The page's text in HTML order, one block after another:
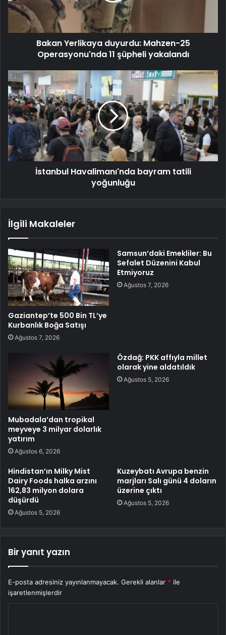
Bakan Yerlikaya duyurdu: Mahzen-25
Operasyonu'nda 11 şüpheli yakalandı
İstanbul Havalimanı'nda bayram tatili
yoğunluğu
İlgili Makaleler
Gaziantep’te 500 Bin TL’ye
Kurbanlık Boğa Satışı
Ağustos 7, 2026
Samsun’daki Emekliler: Bu
Sefalet Düzenini Kabul
Etmiyoruz
Ağustos 7, 2026
Mubadala’dan tropikal
meyveye 3 milyar dolarlık
yatırım
Ağustos 6, 2026
Özdağ: PKK affıyla millet
olarak yine aldatıldık
Ağustos 5, 2026
Hindistan’ın Milky Mist
Dairy Foods halka arzını
162,83 milyon dolara
düşürdü
Ağustos 5, 2026
Kuzeybatı Avrupa benzin
marjları Salı günü 4 doların
üzerine çıktı
Ağustos 5, 2026
Bir yanıt yazın
E-posta adresiniz yayınlanmayacak. Gerekli alanlar * ile
işaretlenmişlerdir